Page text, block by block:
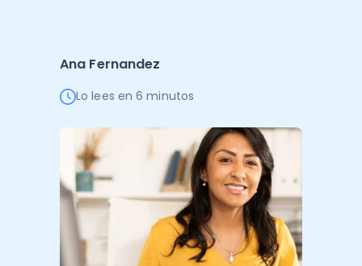
Ver todo
Ver TodoAna Fernandez
Lo lees en 6 minutos